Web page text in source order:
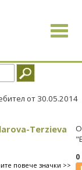
Toggle
от 30.05.2014
Terzieva
повече значки >>